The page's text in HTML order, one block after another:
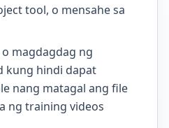
tool, o mensahe sa
magdagdag ng
kung hindi dapat
nang matagal ang file
ng training videos